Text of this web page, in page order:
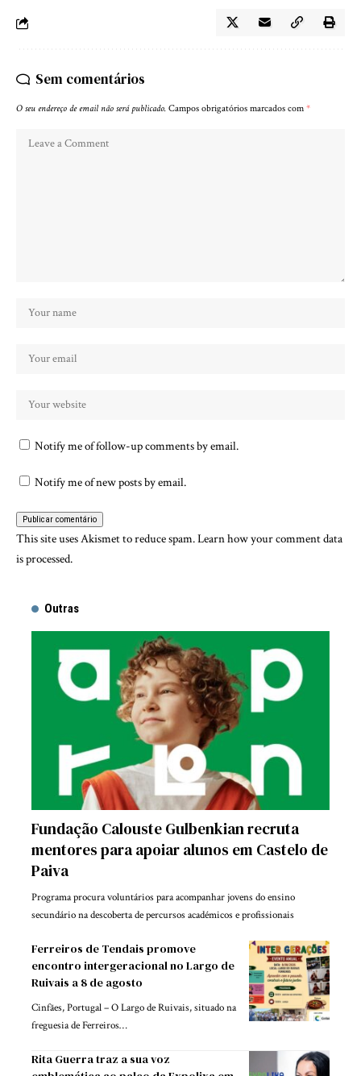
Sem comentários
O seu endereço de email não será publicado. Campos obrigatórios marcados com *
Notify me of follow-up comments by email.
Notify me of new posts by email.
This site uses Akismet to reduce spam.Learn how your comment data
is processed.
Outras
Fundação Calouste Gulbenkian recruta
mentores para apoiar alunos em Castelo de
Paiva
Programa procura voluntários para acompanhar jovens do ensino
secundário na descoberta de percursos académicos e profissionais
Ferreiros de Tendais promove
encontro intergeracional no Largo de
Ruivais a 8 de agosto
Cinfães, Portugal – O Largo de Ruivais, situado na
freguesia de Ferreiros…
Rita Guerra traz a sua voz